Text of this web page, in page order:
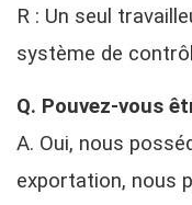
R : Un seul
système de
Q. Pouvez-vous
A. Oui, nous
exportation, nous